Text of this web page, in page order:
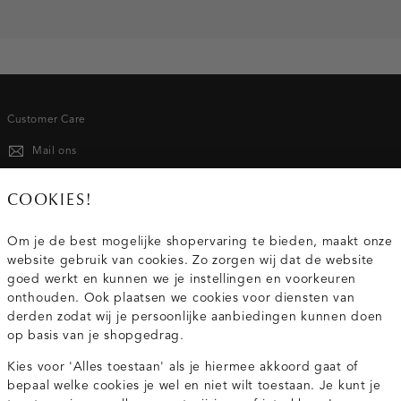
Customer Care
Mail ons
020 - 3412 667
Service
Wij zijn Costes
Topcategorieën voor jou
COOKIES!
Om je de best mogelijke shopervaring te bieden, maakt onze
website gebruik van cookies. Zo zorgen wij dat de website
goed werkt en kunnen we je instellingen en voorkeuren
onthouden. Ook plaatsen we cookies voor diensten van
derden zodat wij je persoonlijke aanbiedingen kunnen doen
op basis van je shopgedrag.
Kies voor 'Alles toestaan' als je hiermee akkoord gaat of
bepaal welke cookies je wel en niet wilt toestaan. Je kunt je